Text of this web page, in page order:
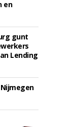
en
gunt
Lending